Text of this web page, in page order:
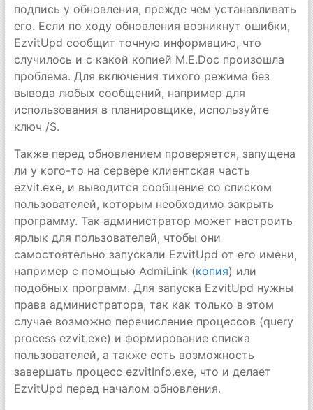
подпись у обновления, прежде чем устанавливать
его. Если по ходу обновления возникнут ошибки,
EzvitUpd сообщит точную информацию, что
случилось и с какой копией M.E.Doc произошла
проблема. Для включения тихого режима без
вывода любых сообщений, например для
использования в планировщике, используйте
ключ /S.
Также перед обновлением проверяется, запущена
ли у кого-то на сервере клиентская часть
ezvit.exe, и выводится сообщение со списком
пользователей, которым необходимо закрыть
программу. Так администратор может настроить
ярлык для пользователей, чтобы они
самостоятельно запускали EzvitUpd от его имени,
например с помощью AdmiLink (копия) или
подобных программ. Для запуска EzvitUpd нужны
права администратора, так как только в этом
случае возможно перечисление процессов (query
process ezvit.exe) и формирование списка
пользователей, а также есть возможность
завершать процесс ezvitInfo.exe, что и делает
EzvitUpd перед началом обновления.